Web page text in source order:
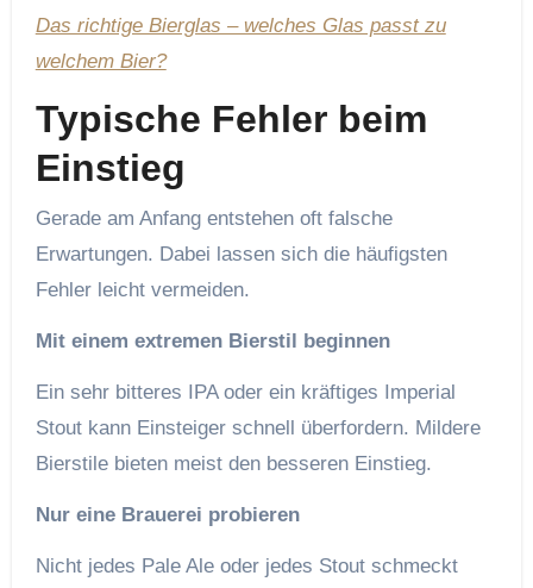
Das richtige Bierglas – welches Glas passt zu
welchem Bier?
Typische Fehler beim
Einstieg
Gerade am Anfang entstehen oft falsche
Erwartungen. Dabei lassen sich die häufigsten
Fehler leicht vermeiden.
Mit einem extremen Bierstil beginnen
Ein sehr bitteres IPA oder ein kräftiges Imperial
Stout kann Einsteiger schnell überfordern. Mildere
Bierstile bieten meist den besseren Einstieg.
Nur eine Brauerei probieren
Nicht jedes Pale Ale oder jedes Stout schmeckt